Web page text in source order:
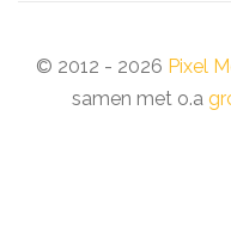
© 2012 - 2026 Pixel
samen met o.a